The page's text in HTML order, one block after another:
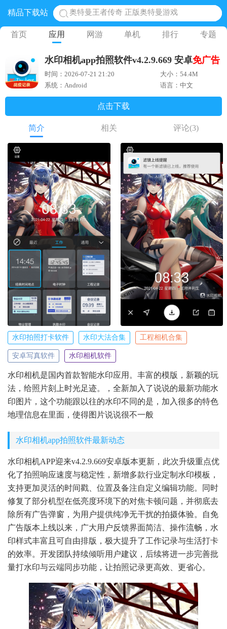
精品下载站
地铁跑酷体验服国际服 地铁跑酷体验服版本
网易光遇手游正版 点亮星空共庆周年
蛋仔派对下载 蛋仔派对体验服
奥特曼王者传奇 正版奥特曼游戏
首页 应用 网游 单机 排行 专题
水印相机app拍照软件v4.2.9.669 安卓免广告
时间：2026-07-21 21:20
大小：54.4M
系统：Android
语言：中文
点击下载
简介 相关 评论(3)
水印拍照打卡软件 水印大法合集 工程相机合集
安卓写真软件 水印相机软件
水印相机是国内首款智能水印应用。丰富的模版，新颖的玩
法，给照片刻上时光足迹。，全新加入了说说的最新功能水
印图片，这个功能跟以往的水印不同的是，加入很多的特色
地理信息在里面，使得图片说说很不一般
水印相机app拍照软件最新动态
水印相机APP迎来v4.2.9.669安卓版本更新，此次升级重点优
化了拍照响应速度与稳定性，新增多款行业定制水印模板，
支持更加灵活的时间戳、位置及备注自定义编辑功能。同时
修复了部分机型在低亮度环境下的对焦卡顿问题，并彻底去
除所有广告弹窗，为用户提供纯净无干扰的拍摄体验。自免
广告版本上线以来，广大用户反馈界面简洁、操作流畅，水
印样式丰富且可自由排版，极大提升了工作记录与生活打卡
的效率。开发团队持续倾听用户建议，后续将进一步完善批
量打水印与云端同步功能，让拍照记录更高效、更省心。